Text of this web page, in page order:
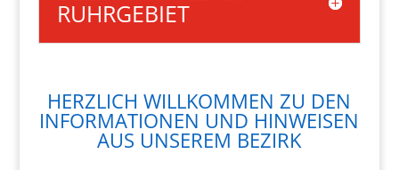
RUHRGEBIET
HERZLICH WILLKOMMEN ZU DEN
INFORMATIONEN UND HINWEISEN
AUS UNSEREM BEZIRK